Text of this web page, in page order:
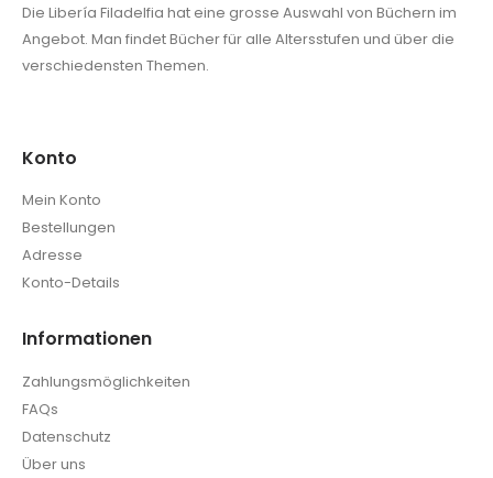
Die Libería Filadelfia hat eine grosse Auswahl von Büchern im
Angebot. Man findet Bücher für alle Altersstufen und über die
verschiedensten Themen.
Konto
Mein Konto
Bestellungen
Adresse
Konto-Details
Informationen
Zahlungsmöglichkeiten
FAQs
Datenschutz
Über uns